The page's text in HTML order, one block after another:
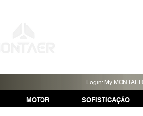
Login: My MONTAER
MOTOR SOFISTICAÇÃO